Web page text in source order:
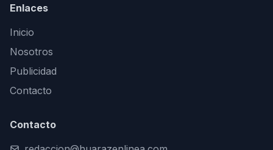
Enlaces
Inicio
Nosotros
Publicidad
Contacto
Contacto